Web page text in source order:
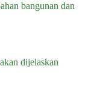
bangunan dan
dijelaskan